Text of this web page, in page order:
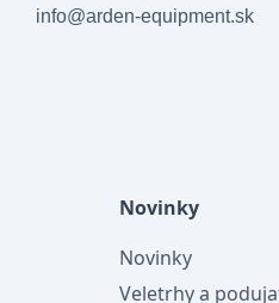
info@arden-equipment.sk
Novinky
Novinky
Veletrhy a